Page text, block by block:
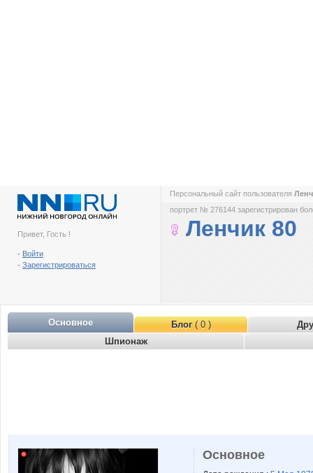
Привет, Гость !
- Войти
- Зарегистрироваться
Персональный сайт пользователя
портрет № 276144 зарегистрирован
Ленчик 80
Основное Блог( 0 )
Шпионаж
Основное